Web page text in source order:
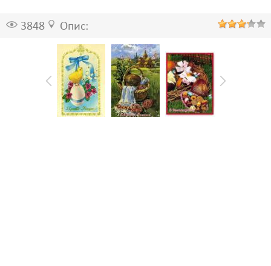
3848 Опис: